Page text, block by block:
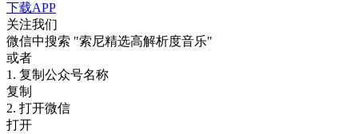
下载APP
关注我们
微信中搜索 "索尼精选高解析度音乐"
或者
1. 复制公众号名称
复制
2. 打开微信
打开